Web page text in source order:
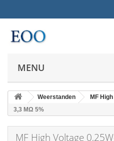
MENU
Weerstanden MF
3,3 MΩ 5%
MF High Voltage